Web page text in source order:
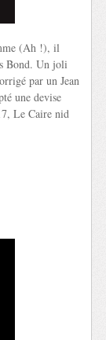
(Ah !), il
Bond. Un joli
par un Jean
une devise
Le Caire nid